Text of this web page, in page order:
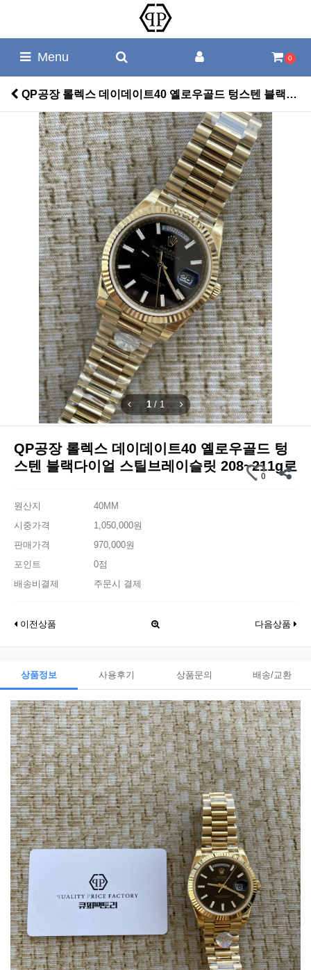
Menu 0
QP공장 롤렉스 데이데이트40 옐로우골드 텅스텐 블랙다이얼 스틸브레이슬릿 208~211g로 > 롤렉스
1/1
QP공장 롤렉스 데이데이트40 옐로우골드 텅
스텐 블랙다이얼 스틸브레이슬릿 208~211g로
0
원산지
40MM
시중가격
1,050,000원
판매가격
970,000원
포인트
0점
배송비결제
주문시 결제
이전상품 다음상품
상품정보 사용후기 상품문의 배송/교환